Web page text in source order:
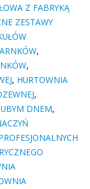
Z FABRYKĄ
ZESTAWY
,
,
, HURTOWNIA
,
DNEM,